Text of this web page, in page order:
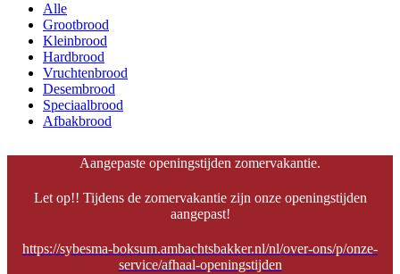
Alle
Grootbrood
Kleinbrood
Hardbrood
Vruchtenbrood
Desembrood
Speciaalbrood
Afbakbrood
Aangepaste openingstijden zomervakantie.
Let op!! Tijdens de zomervakantie zijn onze openingstijden
aangepast!
https://sybesma-boksum.ambachtsbakker.nl/nl/over-ons/p/onze-
service/afhaal-openingstijden